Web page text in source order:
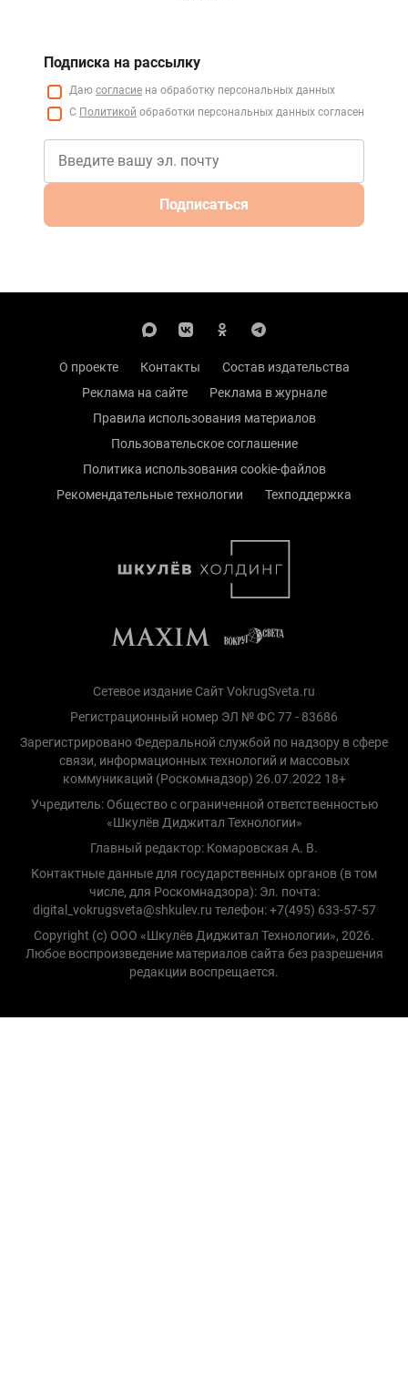
Подписка на рассылку
Даю согласие на обработку персональных данных
С Политикой обработки персональных данных согласен
Подписаться
О проекте Контакты
Состав издательства
Реклама на сайте
Реклама в журнале
Правила использования материалов
Пользовательское соглашение
Политика использования cookie-файлов
Рекомендательные технологии
Техподдержка
Сетевое издание Сайт VokrugSveta.ru
Регистрационный номер ЭЛ № ФС 77 - 83686
Зарегистрировано Федеральной службой по надзору в сфере
связи, информационных технологий и массовых
коммуникаций (Роскомнадзор) 26.07.2022 18+
Учредитель: Общество с ограниченной ответственностью
«Шкулёв Диджитал Технологии»
Главный редактор: Комаровская А. В.
Контактные данные для государственных органов (в том
числе, для Роскомнадзора): Эл. почта:
digital_vokrugsveta@shkulev.ru телефон: +7(495) 633-57-57
Copyright (с) ООО «Шкулёв Диджитал Технологии», 2026.
Любое воспроизведение материалов сайта без разрешения
редакции воспрещается.